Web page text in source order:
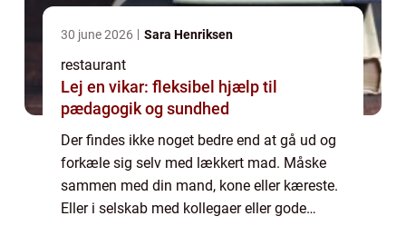
30 june 2026 Sara Henriksen
restaurant
Lej en vikar: fleksibel hjælp til
pædagogik og sundhed
Der findes ikke noget bedre end at gå ud og
forkæle sig selv med lækkert mad. Måske
sammen med din mand, kone eller kæreste.
Eller i selskab med kollegaer eller gode